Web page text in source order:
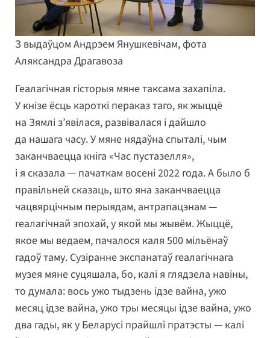
З выдаўцом Андрэем Янушкевічам, фота
Аляксандра Драгавоза
Геалагічная гісторыя мяне таксама захапіла.
У кнізе ёсць кароткі пераказ таго, як жыццё
на Зямлі з’явілася, развівалася і дайшло
да нашага часу. У мяне нядаўна спыталі, чым
заканчваецца кніга «Час пустазелля»,
і я сказала — пачаткам восені 2022 года. А было б
правільней сказаць, што яна заканчваецца
чацвярцічным перыядам, антрапацэнам —
геалагічнай эпохай, у якой мы жывём. Жыццё,
якое мы ведаем, пачалося каля 500 мільёнаў
гадоў таму. Сузіранне экспанатаў геалагічнага
музея мяне суцяшала, бо, калі я глядзела навіны,
то думала: вось ужо тыдзень ідзе вайна, ужо
месяц ідзе вайна, ужо тры месяцы ідзе вайна, ужо
два гады, як у Беларусі прайшлі пратэсты — калі